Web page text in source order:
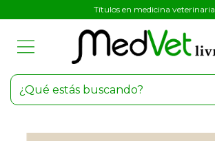
Títulos en medicina veterinaria